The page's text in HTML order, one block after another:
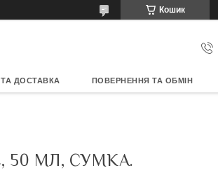
Кошик
ДОСТАВКА ПОВЕРНЕННЯ ТА ОБМІН
50 МЛ, СУМКА.